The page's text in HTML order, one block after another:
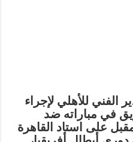
للأهلي لإجراء
في مباراته ضد
على استاد القاهرة